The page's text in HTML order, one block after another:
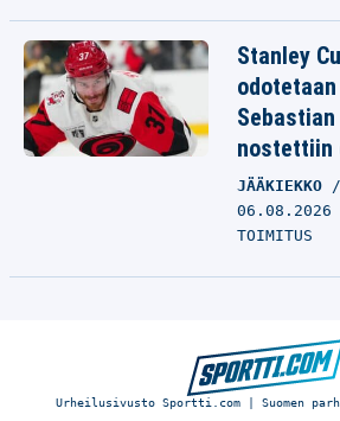
Stanley
nostettiin
JÄÄKIEKKO
TOIMITUS
Urheilusivusto Sportti.com | Suomen